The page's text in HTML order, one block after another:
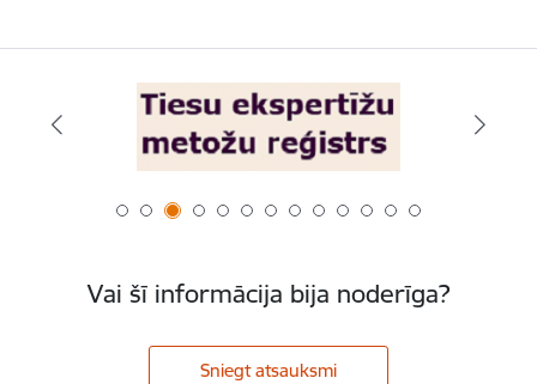
Vai šī informācija bija noderīga?
Sniegt atsauksmi